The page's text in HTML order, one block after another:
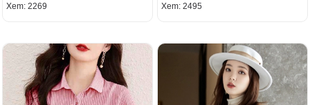
Xem: 2269 Xem: 2495